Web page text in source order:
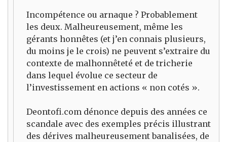
Incompétence ou arnaque ? Probablement
les deux. Malheureusement, même les
gérants honnêtes (et j’en connais plusieurs,
du moins je le crois) ne peuvent s’extraire du
contexte de malhonnêteté et de tricherie
dans lequel évolue ce secteur de
l’investissement en actions « non cotés ».
Deontofi.com dénonce depuis des années ce
scandale avec des exemples précis illustrant
des dérives malheureusement banalisées, de